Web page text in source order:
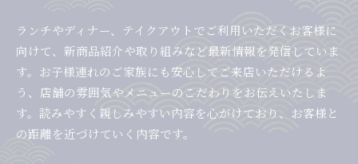
ランチやディナー、テイクアウトでご利用いただくお客様に
向けて、新商品紹介や取り組みなど最新情報を発信していま
す。お子様連れのご家族にも安心してご来店いただけるよ
う、店舗の雰囲気やメニューのこだわりをお伝えいたしま
す。読みやすく親しみやすい内容を心がけており、お客様と
の距離を近づけていく内容です。